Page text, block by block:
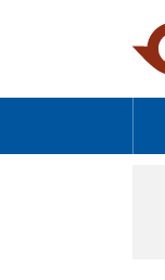
の
頭
ー
飛